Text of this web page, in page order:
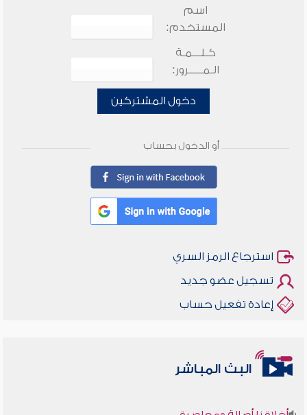
اسم
المستخدم:
كـلـــمـة
الـمـــــرور:
دخول المشتركين
أو الدخول بحساب
استرجاع الرمز السري
تسجيل عضو جديد
إعادة تفعيل حساب
البث المباشر
أخلاقنا أصالة ومعاصرة